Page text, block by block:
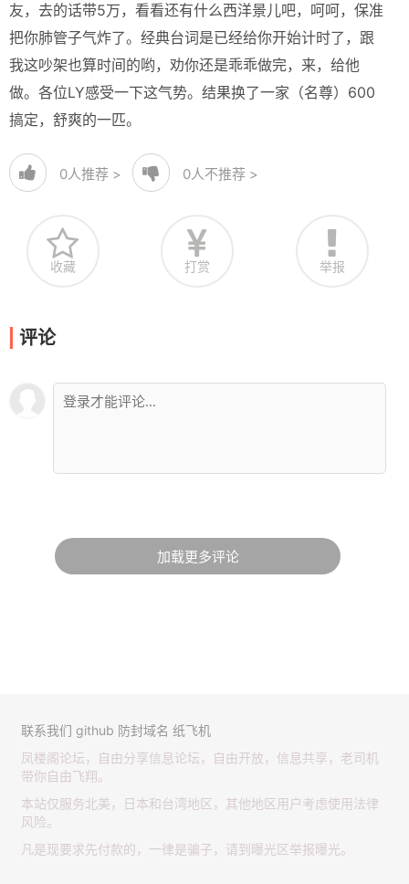
友，去的话带5万，看看还有什么西洋景儿吧，呵呵，保准
把你肺管子气炸了。经典台词是已经给你开始计时了，跟
我这吵架也算时间的哟，劝你还是乖乖做完，来，给他
做。各位LY感受一下这气势。结果换了一家（名尊）600
搞定，舒爽的一匹。
0人推荐 > 0人不推荐 >
收藏 打赏 举报
评论
加载更多评论
联系我们 github 防封域名 纸飞机
凤楼阁论坛，自由分享信息论坛，自由开放，信息共享，老司机
带你自由飞翔。
本站仅服务北美，日本和台湾地区，其他地区用户考虑使用法律
风险。
凡是现要求先付款的，一律是骗子，请到曝光区举报曝光。